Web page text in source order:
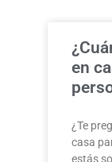
en
¿Te
casa
estás